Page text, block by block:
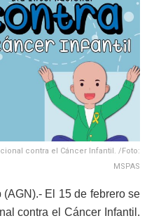
contra el Cáncer Infantil. /Foto:
MSPAS
El 15 de febrero se
contra el Cáncer Infantil.